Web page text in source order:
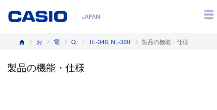
JAPAN
ホーム お客様サポート 電子レジスター Q&A（よくある質問と答え） TE-340, NL-300 製品の機能・仕様
製品の機能・仕様